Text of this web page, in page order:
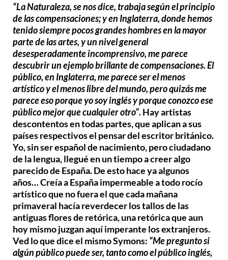
“La Naturaleza, se nos dice, trabaja según el principio
de las compensaciones; y en Inglaterra, donde hemos
tenido siempre pocos grandes hombres en la mayor
parte de las artes, y un nivel general
desesperadamente incomprensivo, me parece
descubrir un ejemplo brillante de compensaciones. El
público, en Inglaterra, me parece ser el menos
artístico y el menos libre del mundo, pero quizás me
parece eso porque yo soy inglés y porque conozco ese
público mejor que cualquier otro”. Hay artistas
descontentos en todas partes, que aplican a sus
países respectivos el pensar del escritor británico.
Yo, sin ser español de nacimiento, pero ciudadano
de la lengua, llegué en un tiempo a creer algo
parecido de España. De esto hace ya algunos
años… Creía a España impermeable a todo rocío
artístico que no fuera el que cada mañana
primaveral hacía reverdecer los tallos de las
antiguas flores de retórica, una retórica que aun
hoy mismo juzgan aquí imperante los extranjeros.
Ved lo que dice el mismo Symons: “Me pregunto si
algún público puede ser, tanto como el público inglés,